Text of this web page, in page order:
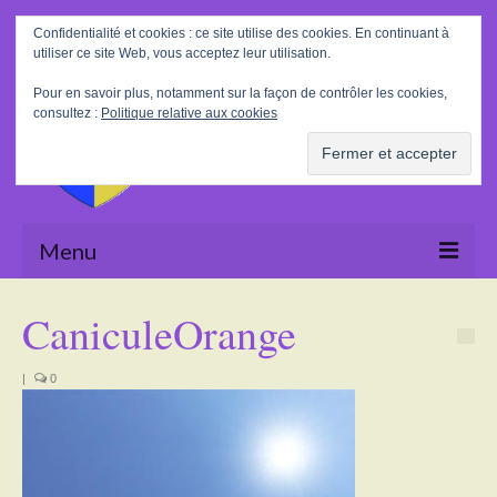
Rechercher
:
Menu
La Mairie
CaniculeOrange
| 0
Confidentialité et cookies : ce site utilise des cookies. En continuant à
utiliser ce site Web, vous acceptez leur utilisation.
Pour en savoir plus, notamment sur la façon de contrôler les cookies,
consultez : Politique relative aux cookies